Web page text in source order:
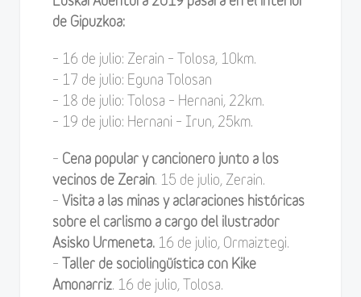
de Gipuzkoa:
– 16 de julio: Zerain – Tolosa, 10km.
– 17 de julio: Eguna Tolosan
– 18 de julio: Tolosa – Hernani, 22km.
– 19 de julio: Hernani – Irun, 25km.
– Cena popular y cancionero junto a los
vecinos de Zerain. 15 de julio, Zerain.
– Visita a las minas y aclaraciones históricas
sobre el carlismo a cargo del ilustrador
Asisko Urmeneta. 16 de julio, Ormaiztegi.
– Taller de sociolingüística con Kike
Amonarriz. 16 de julio, Tolosa.